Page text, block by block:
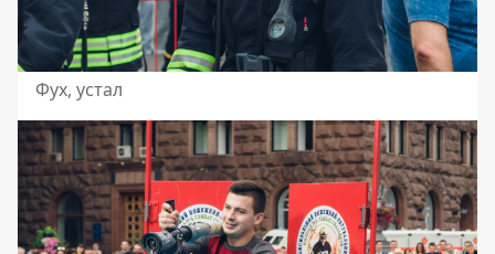
Фух, устал